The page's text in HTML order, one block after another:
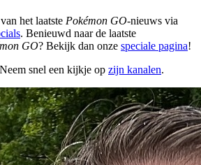
het laatste Pokémon GO-nieuws via
. Benieuwd naar de laatste
GO? Bekijk dan onze speciale pagina!
snel een kijkje op zijn kanalen.